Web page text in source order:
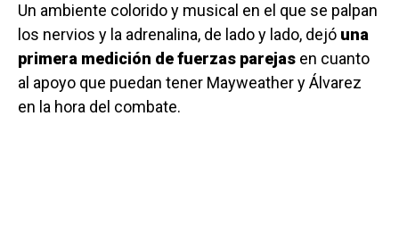
Un ambiente colorido y musical en el que se palpan
los nervios y la adrenalina, de lado y lado, dejó una
primera medición de fuerzas parejas en cuanto
al apoyo que puedan tener Mayweather y Álvarez
en la hora del combate.